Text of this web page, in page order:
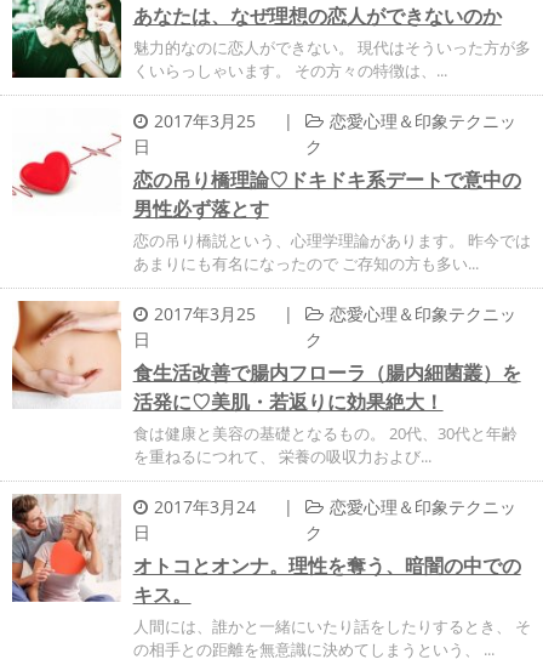
あなたは、なぜ理想の恋人ができないのか
魅力的なのに恋人ができない。 現代はそういった方が多
くいらっしゃいます。 その方々の特徴は、...
2017年3月25
日
|
恋愛心理＆印象テクニッ
ク
恋の吊り橋理論♡ドキドキ系デートで意中の
男性必ず落とす
恋の吊り橋説という、心理学理論があります。 昨今では
あまりにも有名になったので ご存知の方も多い...
2017年3月25
日
|
恋愛心理＆印象テクニッ
ク
食生活改善で腸内フローラ（腸内細菌叢）を
活発に♡美肌・若返りに効果絶大！
食は健康と美容の基礎となるもの。 20代、30代と年齢
を重ねるにつれて、 栄養の吸収力および...
2017年3月24
日
|
恋愛心理＆印象テクニッ
ク
オトコとオンナ。理性を奪う、暗闇の中での
キス。
人間には、誰かと一緒にいたり話をしたりするとき、 そ
の相手との距離を無意識に決めてしまうという、 ...